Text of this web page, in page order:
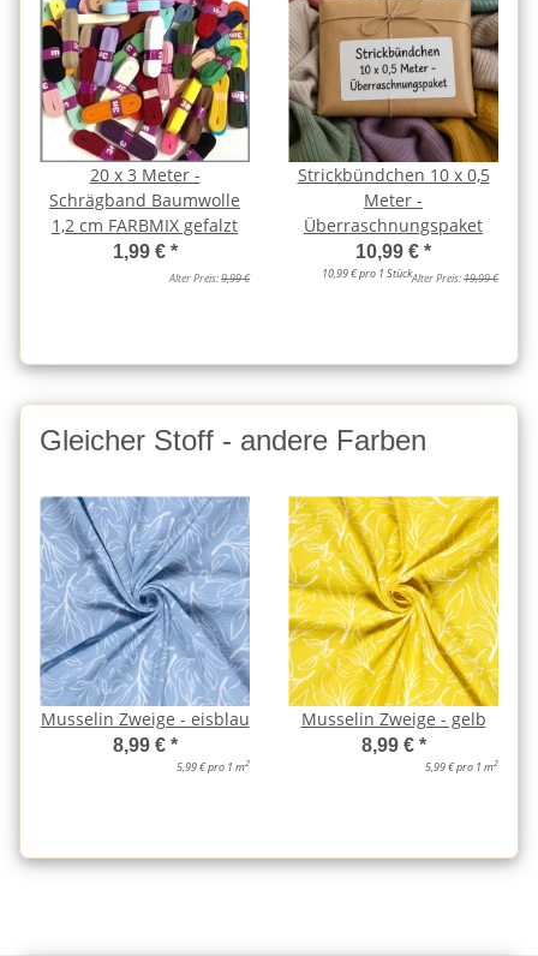
20 x 3 Meter -
Schrägband Baumwolle
1,2 cm FARBMIX gefalzt
1,99 € *
Alter Preis:9,99 €
Strickbündchen 10 x 0,5
Meter -
Überraschnungspaket
10,99 € *
10,99 € pro 1 StückAlter Preis:19,99 €
Gleicher Stoff - andere Farben
Musselin Zweige - eisblau
8,99 € *
5,99 € pro 1 m2
Musselin Zweige - gelb
8,99 € *
5,99 € pro 1 m2